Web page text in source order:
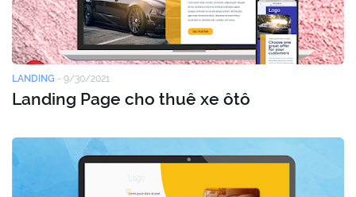
LANDING - 9/30/2021
Landing Page cho thuê xe ôtô